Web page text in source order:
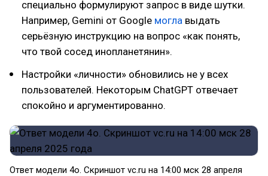
специально формулируют запрос в виде шутки.
Например, Gemini от Google могла выдать
серьёзную инструкцию на вопрос «как понять,
что твой сосед инопланетянин».
Настройки «личности» обновились не у всех
пользователей. Некоторым ChatGPT отвечает
спокойно и аргументированно.
Ответ модели 4o. Скриншот vc.ru на 14:00 мск 28 апреля